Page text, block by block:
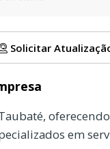
Solicitar
em